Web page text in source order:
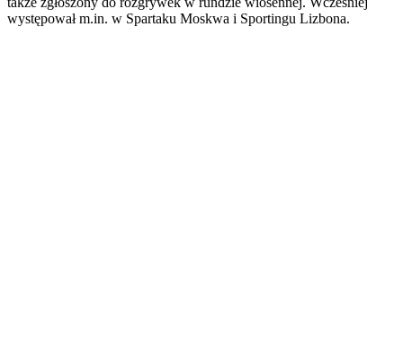
występował m.in. w Spartaku Moskwa i Sportingu Lizbona.